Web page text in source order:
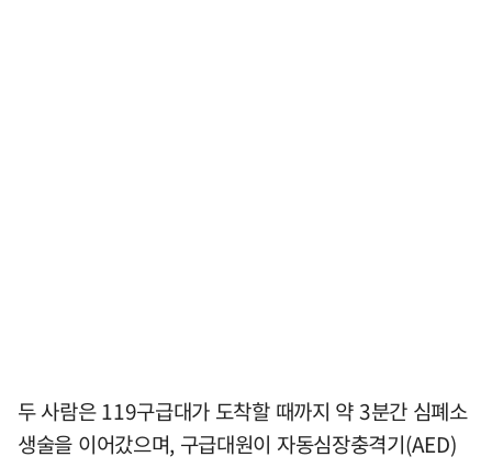
두 사람은 119구급대가 도착할 때까지 약 3분간 심폐소
생술을 이어갔으며, 구급대원이 자동심장충격기(AED)